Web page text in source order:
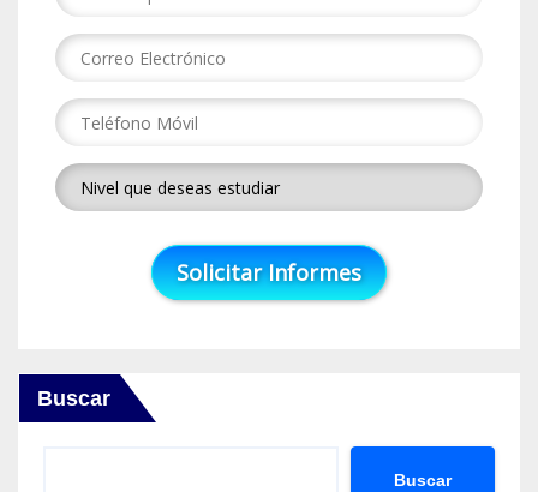
Buscar
Buscar